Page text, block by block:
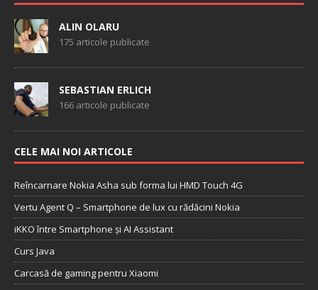
ALIN OLARU
175 articole publicate
SEBASTIAN ERLICH
166 articole publicate
CELE MAI NOI ARTICOLE
Reîncarnare Nokia Asha sub forma lui HMD Touch 4G
Vertu Agent Q – Smartphone de lux cu rădăcini Nokia
iKKO între Smartphone și AI Assistant
Curs Java
Carcasă de gaming pentru Xiaomi